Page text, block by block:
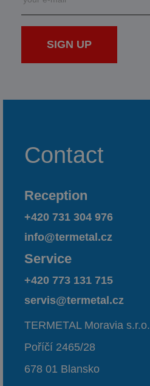
SIGN UP
Contact
Reception
+420 731 304 976
info@termetal.cz
Service
+420 773 131 715
servis@termetal.cz
TERMETAL Moravia s.r.o.
Poříčí 2465/28
678 01 Blansko